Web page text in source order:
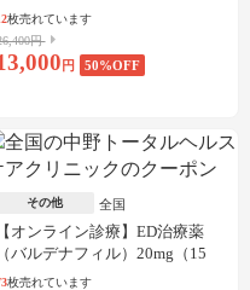
）
枚売れています
円
円 50%OFF
その他 全国
【オンライン診療】ED治療薬
（バルデナフィル）20mg（15
）※初診料、送料込
枚売れています